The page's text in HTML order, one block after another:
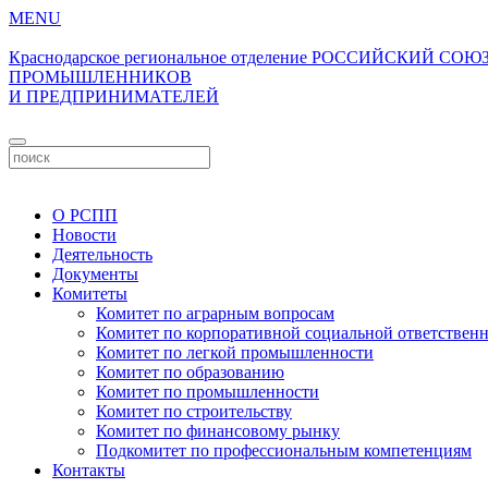
MENU
Краснодарское региональное отделение РОССИЙСКИЙ
ПРОМЫШЛЕННИКОВ
И ПРЕДПРИНИМАТЕЛЕЙ
О РСПП
Новости
Деятельность
Документы
Комитеты
Комитет по аграрным вопросам
Комитет по корпоративной социальной
Комитет по легкой промышленности
Комитет по образованию
Комитет по промышленности
Комитет по строительству
Комитет по финансовому рынку
Подкомитет по профессиональным компетенциям
Контакты